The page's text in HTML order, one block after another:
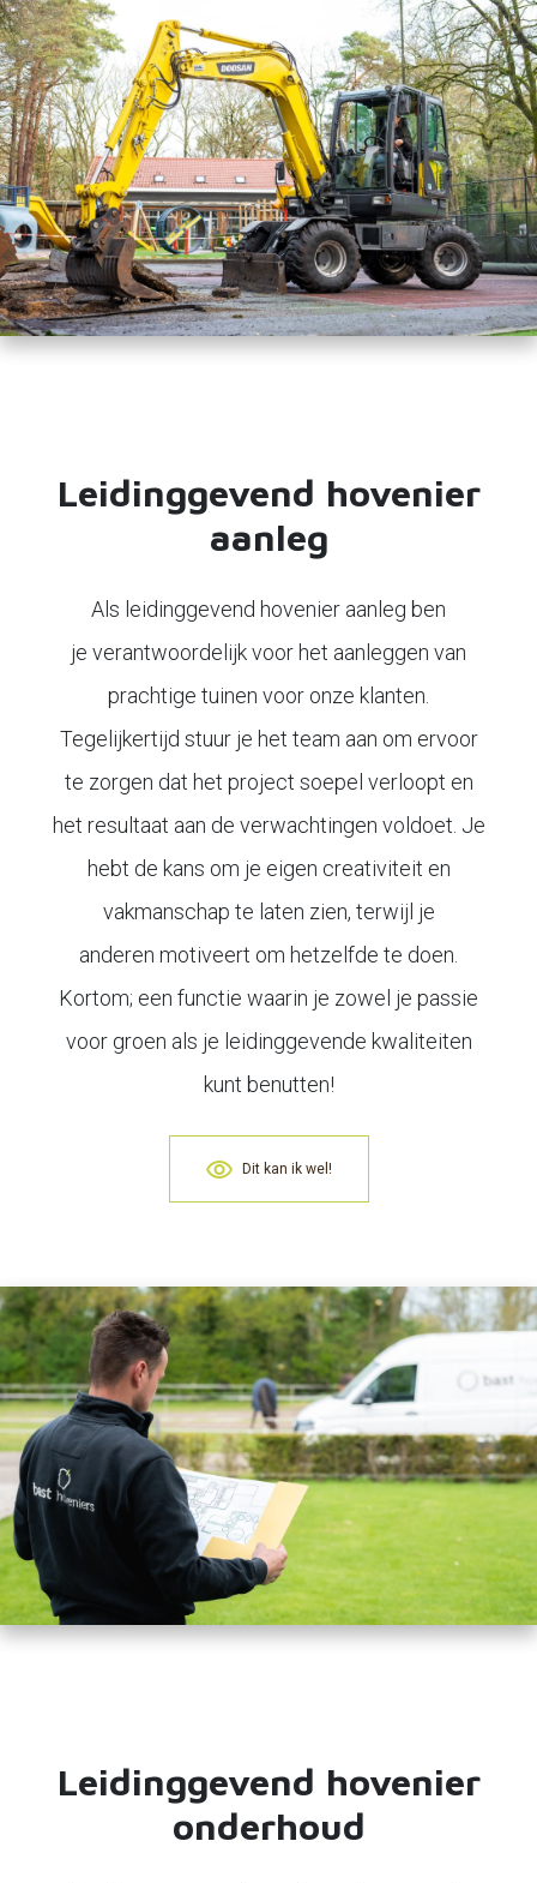
Leidinggevend hovenier
aanleg
Als leidinggevend hovenier aanleg ben
je verantwoordelijk voor het aanleggen van
prachtige tuinen voor onze klanten.
Tegelijkertijd stuur je het team aan om ervoor
te zorgen dat het project soepel verloopt en
het resultaat aan de verwachtingen voldoet. Je
hebt de kans om je eigen creativiteit en
vakmanschap te laten zien, terwijl je
anderen motiveert om hetzelfde te doen.
Kortom; een functie waarin je zowel je passie
voor groen als je leidinggevende kwaliteiten
kunt benutten!
Dit kan ik wel!
Leidinggevend hovenier
onderhoud